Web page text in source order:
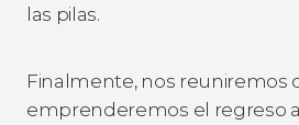
las pilas.
Finalmente, nos reuniremos
emprenderemos el regreso